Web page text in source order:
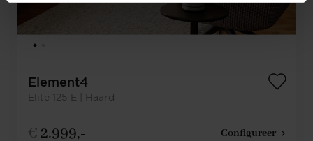
Element4
Elite 125 E | Haard
€ 2.999,- Configureer